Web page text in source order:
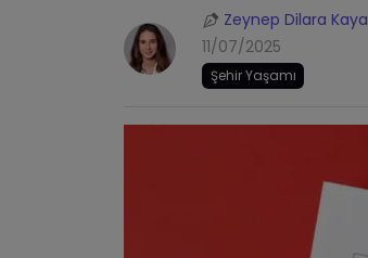
Zeynep Dilara Kaya
11/07/2025
Şehir Yaşamı